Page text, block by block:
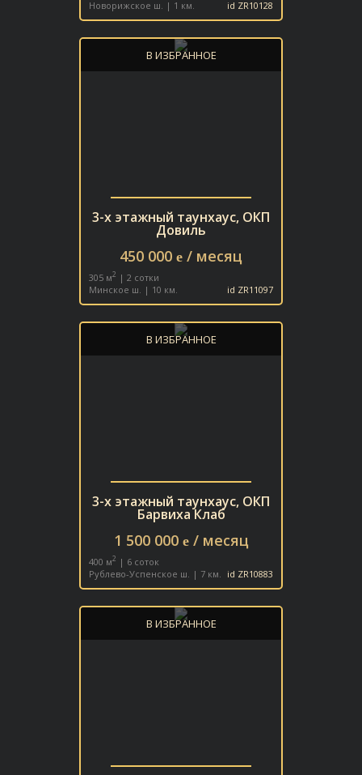
Новорижское ш. | 1 км. id ZR10128
3-х этажный таунхаус, ОКП
Довиль
450 000 e / месяц
305 м2 | 2 сотки
Минское ш. | 10 км.
id ZR11097
В ИЗБРАННОЕ
3-х этажный таунхаус, ОКП
Барвиха Клаб
1 500 000 e/ месяц
400 м2 | 6 соток
Рублево-Успенское ш. | 7 км.
id ZR10883
В ИЗБРАННОЕ
В ИЗБРАННОЕ